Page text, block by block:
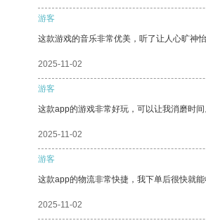
游客
这款游戏的音乐非常优美，听了让人心旷神怡
2025-11-02
游客
这款app的游戏非常好玩，可以让我消磨时间
2025-11-02
游客
这款app的物流非常快捷，我下单后很快就能
2025-11-02